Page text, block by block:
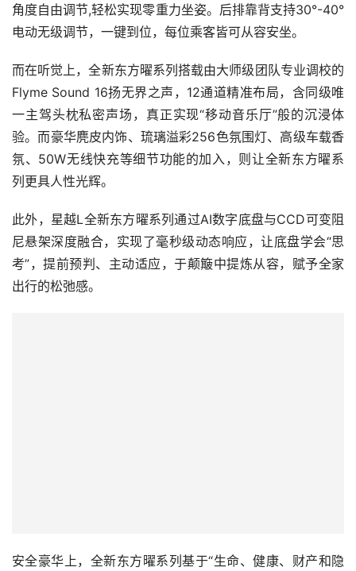
角度自由调节,轻松实现零重力坐姿。后排靠背支持30°-40°
电动无级调节，一键到位，每位乘客皆可从容安坐。
而在听觉上，全新东方曜系列搭载由大师级团队专业调校的
Flyme Sound 16扬无界之声，12通道精准布局，含同级唯
一主驾头枕私密声场，真正实现“移动音乐厅”般的沉浸体
验。而豪华麂皮内饰、琉璃溢彩256色氛围灯、高级车载香
氛、50W无线快充等细节功能的加入，则让全新东方曜系
列更具人性光辉。
此外，星越L全新东方曜系列通过AI数字底盘与CCD可变阻
尼悬架深度融合，实现了毫秒级动态响应，让底盘学会“思
考”，提前预判、主动适应，于颠簸中提炼从容，赋予全家
出行的松弛感。
安全豪华上，全新东方曜系列基于“生命、健康、财产和隐